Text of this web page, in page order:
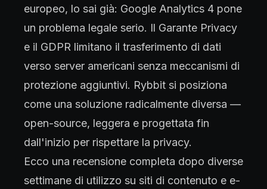
europeo, lo sai già: Google Analytics 4 pone
un problema legale serio. Il Garante Privacy
e il GDPR limitano il trasferimento di dati
verso server americani senza meccanismi di
protezione aggiuntivi. Rybbit si posiziona
come una soluzione radicalmente diversa —
open-source, leggera e progettata fin
dall'inizio per rispettare la privacy.
Ecco una recensione completa dopo diverse
settimane di utilizzo su siti di contenuto e e-